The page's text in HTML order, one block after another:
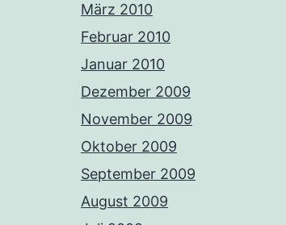
März 2010
Februar 2010
Januar 2010
Dezember 2009
November 2009
Oktober 2009
September 2009
August 2009